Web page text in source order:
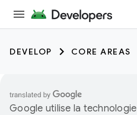
DEVELOP CORE AREAS
Google utilise la